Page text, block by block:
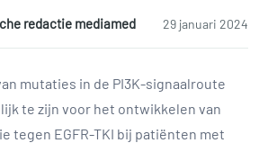
redactie mediamed 29 januari 2024
mutaties in de PI3K-signaalroute
te zijn voor het ontwikkelen van
tegen EGFR-TKI bij patiënten met